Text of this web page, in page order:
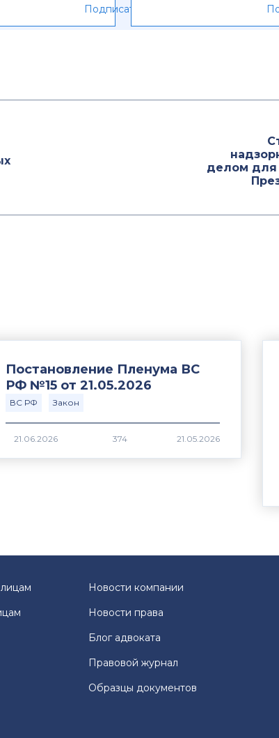
Подписаться
делом для
Постановление Пленума ВС
РФ №15 от 21.05.2026
ВС РФ Закон
374
Новости компании
Новости права
Блог адвоката
Правовой журнал
Образцы документов